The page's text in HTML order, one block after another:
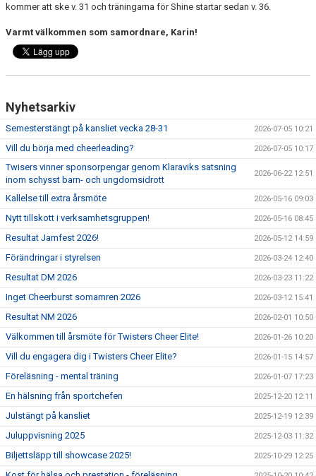
kommer att ske v. 31 och träningarna för Shine startar sedan v. 36.
Varmt välkommen som samordnare, Karin!
Nyhetsarkiv
Semesterstängt på kansliet vecka 28-31 2026-07-05 10:21
Vill du börja med cheerleading? 2026-07-05 10:17
Twisers vinner sponsorpengar genom Klaraviks satsning
inom schysst barn- och ungdomsidrott
2026-06-22 12:51
Kallelse till extra årsmöte 2026-05-16 09:03
Nytt tillskott i verksamhetsgruppen! 2026-05-16 08:45
Resultat Jamfest 2026! 2026-05-12 14:59
Förändringar i styrelsen 2026-03-24 12:40
Resultat DM 2026 2026-03-23 11:22
Inget Cheerburst somamren 2026 2026-03-12 15:41
Resultat NM 2026 2026-02-01 10:50
Välkommen till årsmöte för Twisters Cheer Elite! 2026-01-26 10:20
Vill du engagera dig i Twisters Cheer Elite? 2026-01-15 14:57
Föreläsning - mental träning 2026-01-07 17:23
En hälsning från sportchefen 2025-12-20 12:11
Julstängt på kansliet 2025-12-19 12:39
Juluppvisning 2025 2025-12-03 11:32
Biljettsläpp till showcase 2025! 2025-10-29 12:25